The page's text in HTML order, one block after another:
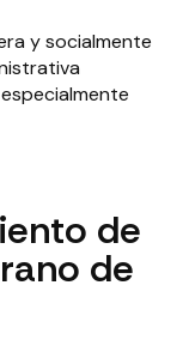
y socialmente
de
de